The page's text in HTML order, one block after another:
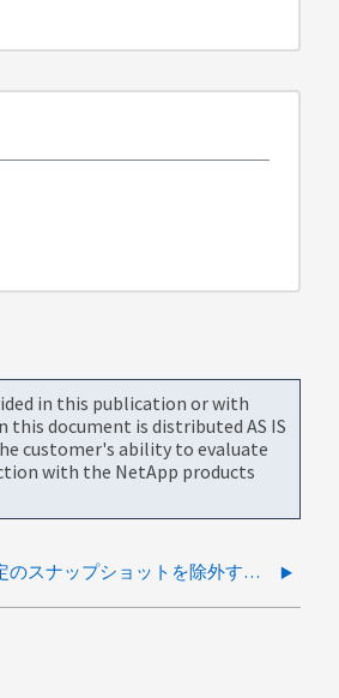
in this publication or with
document is distributed AS IS
customer's ability to evaluate
with the NetApp products
SnapMirror転送から特定のスナップショットを除外することは可能ですか。